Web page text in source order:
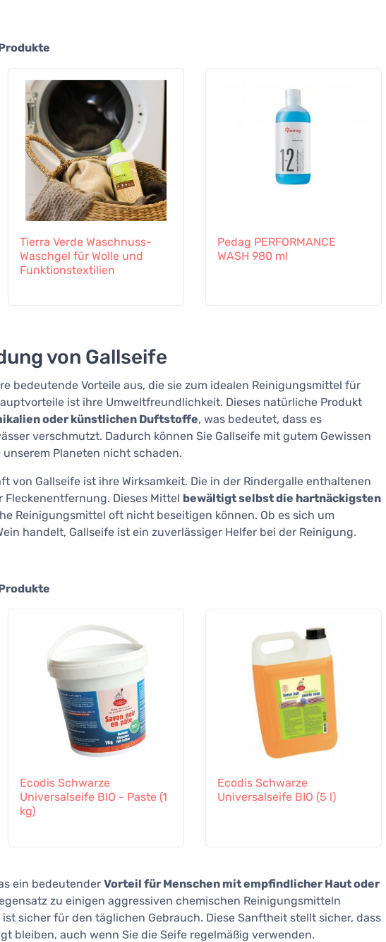
Tierra Verde Waschnuss-
Waschgel für Wolle und
Funktionstextilien
Pedag PERFORMANCE
WASH 980 ml
von Gallseife
bedeutende Vorteile aus, die sie zum idealen Reinigungsmittel für
ist ihre Umweltfreundlichkeit. Dieses natürliche Produkt
oder künstlichen Duftstoffe, was bedeutet, dass es
verschmutzt. Dadurch können Sie Gallseife mit gutem Gewissen
unserem Planeten nicht schaden.
von Gallseife ist ihre Wirksamkeit. Die in der Rindergalle enthaltenen
Dieses Mittel bewältigt selbst die hartnäckigsten
Reinigungsmittel oft nicht beseitigen können. Ob es sich um
handelt, Gallseife ist ein zuverlässiger Helfer bei der Reinigung.
Ecodis Schwarze
Universalseife BIO - Paste (1
kg)
Ecodis Schwarze
Universalseife BIO (5 l)
ein bedeutender Vorteil für Menschen mit empfindlicher Haut oder
zu einigen aggressiven chemischen Reinigungsmitteln
sicher für den täglichen Gebrauch. Diese Sanftheit stellt sicher, dass
bleiben, auch wenn Sie die Seife regelmäßig verwenden.